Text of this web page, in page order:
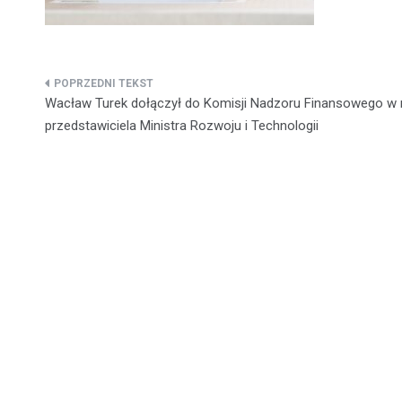
Nawigacja
wpisu
Wacław Turek dołączył do Komisji Nadzoru Finansowego w
przedstawiciela Ministra Rozwoju i Technologii